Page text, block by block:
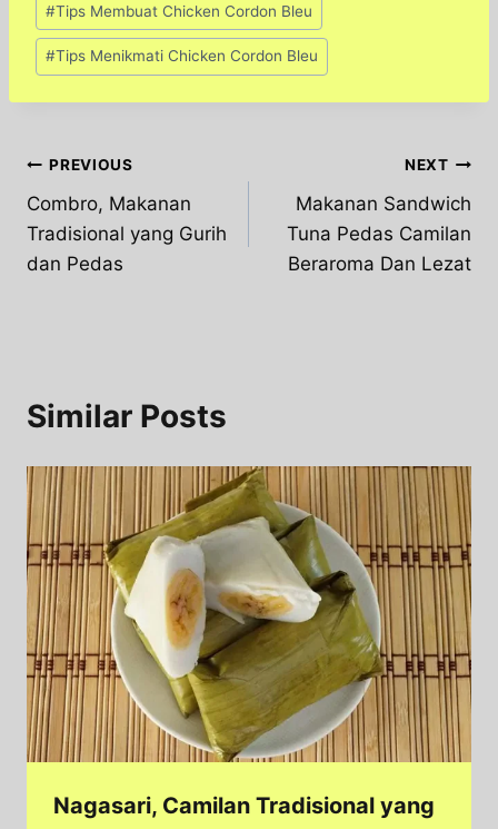
#Tips Membuat Chicken Cordon Bleu
#Tips Menikmati Chicken Cordon Bleu
Post
navigation
PREVIOUS
Combro, Makanan
Tradisional yang Gurih
dan Pedas
NEXT
Makanan Sandwich
Tuna Pedas Camilan
Beraroma Dan Lezat
Similar Posts
Nagasari, Camilan Tradisional yang